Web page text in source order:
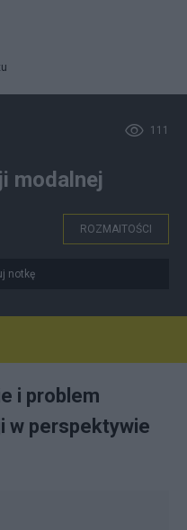
111
modalnej
ROZMAITOŚCI
notkę
i problem
w perspektywie